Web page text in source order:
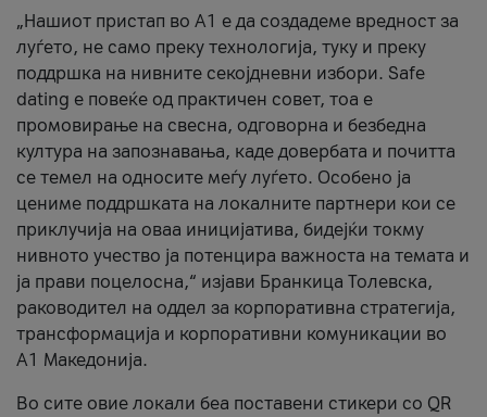
„Нашиот пристап во А1 е да создадеме вредност за
луѓето, не само преку технологија, туку и преку
поддршка на нивните секојдневни избори. Safe
dating е повеќе од практичен совет, тоа е
промовирање на свесна, одговорна и безбедна
култура на запознавања, каде довербата и почитта
се темел на односите меѓу луѓето. Особено ја
цениме поддршката на локалните партнери кои се
приклучија на оваа иницијатива, бидејќи токму
нивното учество ја потенцира важноста на темата и
ја прави поцелосна,“ изјави Бранкица Толевска,
раководител на оддел за корпоративна стратегија,
трансформација и корпоративни комуникации во
А1 Македонија.
Во сите овие локали беа поставени стикери со QR